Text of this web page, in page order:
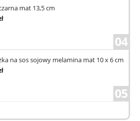
mat 13,5 cm
04
na sos sojowy melamina mat 10 x 6 cm
05